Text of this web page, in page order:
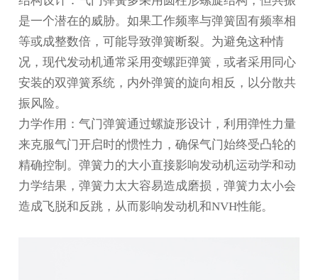
是一个潜在的威胁。如果工作频率与弹簧固有频率相
等或成整数倍，可能导致弹簧断裂。为避免这种情
况，现代发动机通常采用变螺距弹簧，或者采用同心
安装的双弹簧系统，内外弹簧的旋向相反，以分散共
振风险。
力学作用：气门弹簧通过螺旋形设计，利用弹性力量
来克服气门开启时的惯性力，确保气门始终受凸轮的
精确控制。弹簧力的大小直接影响发动机运动学和动
力学结果，弹簧力太大容易造成磨损，弹簧力太小会
造成飞脱和反跳，从而影响发动机和NVH性能。